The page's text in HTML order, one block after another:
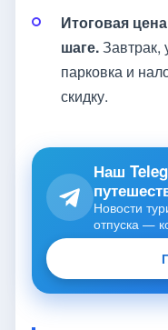
Итоговая
шаге.Завтрак,
парковка и
скидку.
Наш
Новости
отпуска —